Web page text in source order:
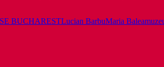
BUCHARESTLucian BarbuMaria Balea